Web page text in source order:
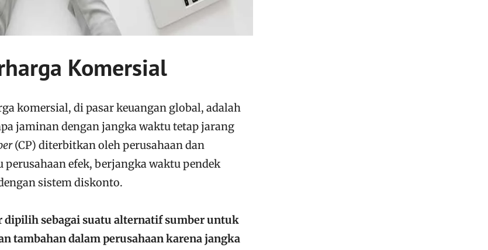
Komersial
komersial, di pasar keuangan global, adalah
jaminan dengan jangka waktu tetap jarang
(CP) diterbitkan oleh perusahaan dan
efek, berjangka waktu pendek
sistem diskonto.
dipilih sebagai suatu alternatif sumber untuk
tambahan dalam perusahaan karena jangka